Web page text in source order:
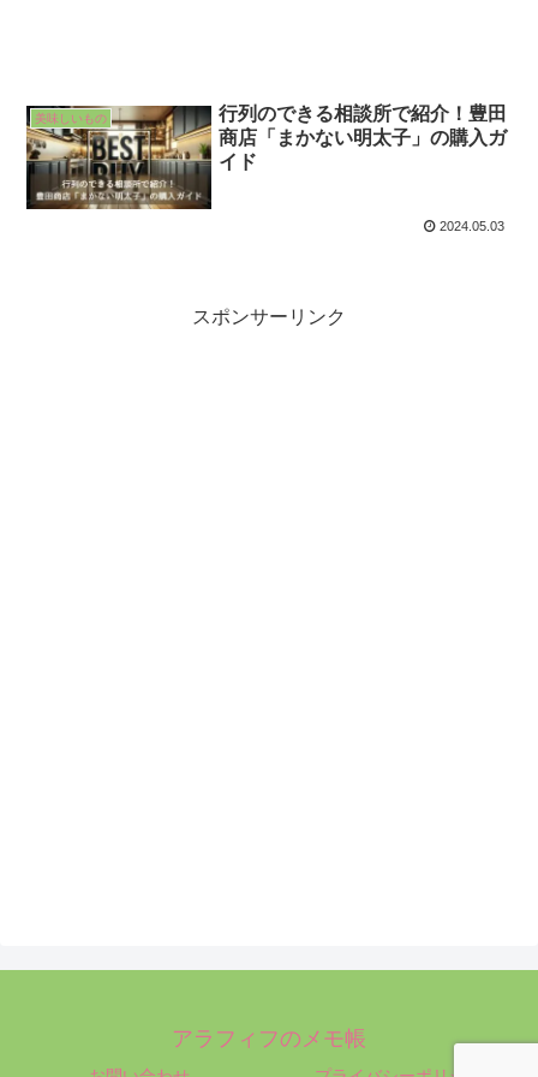
美味しいもの
行列のできる相談所で紹介！豊田
商店「まかない明太子」の購入ガ
イド
2024.05.03
スポンサーリンク
アラフィフのメモ帳